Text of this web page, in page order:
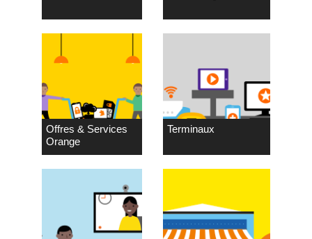
Offres & Services
Orange
Terminaux